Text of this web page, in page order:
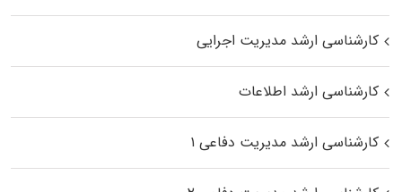
کارشناسی ارشد مدیریت اجرایی
کارشناسی ارشد اطلاعات
کارشناسی ارشد مدیریت دفاعی ۱